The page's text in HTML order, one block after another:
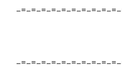
-=-=-=-=-=-=-=-=-=-
-=-=-=-=-=-=-=-=-=-